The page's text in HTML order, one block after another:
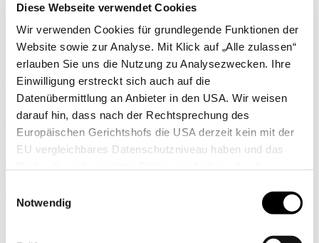
Diese Webseite verwendet Cookies
Wir verwenden Cookies für grundlegende Funktionen der
Website sowie zur Analyse. Mit Klick auf „Alle zulassen“
erlauben Sie uns die Nutzung zu Analysezwecken. Ihre
Einwilligung erstreckt sich auch auf die
Datenübermittlung an Anbieter in den USA. Wir weisen
darauf hin, dass nach der Rechtsprechung des
Europäischen Gerichtshofs die USA derzeit kein mit der
EU vergleichbares Datenschutzniveau haben und das
jederzeit in den Cookie-Einstellungen, in denen Sie auch
weitere Details zu unseren Cookies finden, widerrufen
oder abstufen. Nähere Informationen zu Cookies finden
Notwendig
Sägen
Messer
Kleingeräte
Zimmergewächshäuser
Äxte
Regenmesser & Thermometer
Stiele & Zubehör
Kindergeräte
Taschen
Hochbeete